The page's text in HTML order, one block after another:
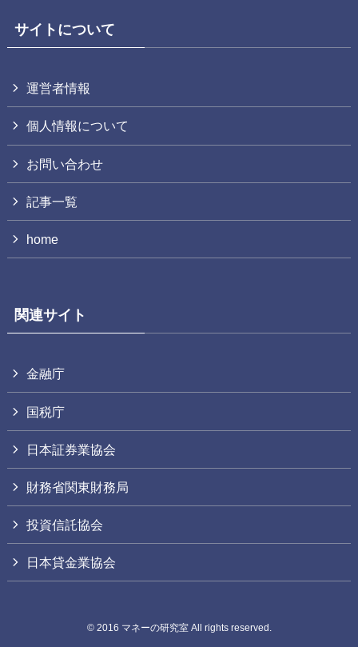
サイトについて
運営者情報
個人情報について
お問い合わせ
記事一覧
home
関連サイト
金融庁
国税庁
日本証券業協会
財務省関東財務局
投資信託協会
日本貸金業協会
©2016 マネーの研究室 All rights reserved.